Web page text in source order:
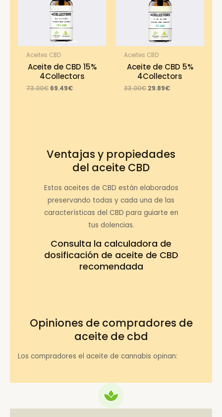
Aceites CBD
Aceite de CBD 15%
4Collectors
73.00€ Original
69.49€Current
Aceites CBD
Aceite de CBD 5%
4Collectors
33.00€ Original
29.89€Current
Ventajas y propiedades
del aceite CBD
Estos aceites de CBD están elaborados
preservando todas y cada una de las
características del CBD para guiarte en
tus dolencias.
Consulta la calculadora de
dosificación de aceite de CBD
recomendada
Opiniones de compradores de
aceite de cbd
Los compradores el aceite de cannabis opinan: